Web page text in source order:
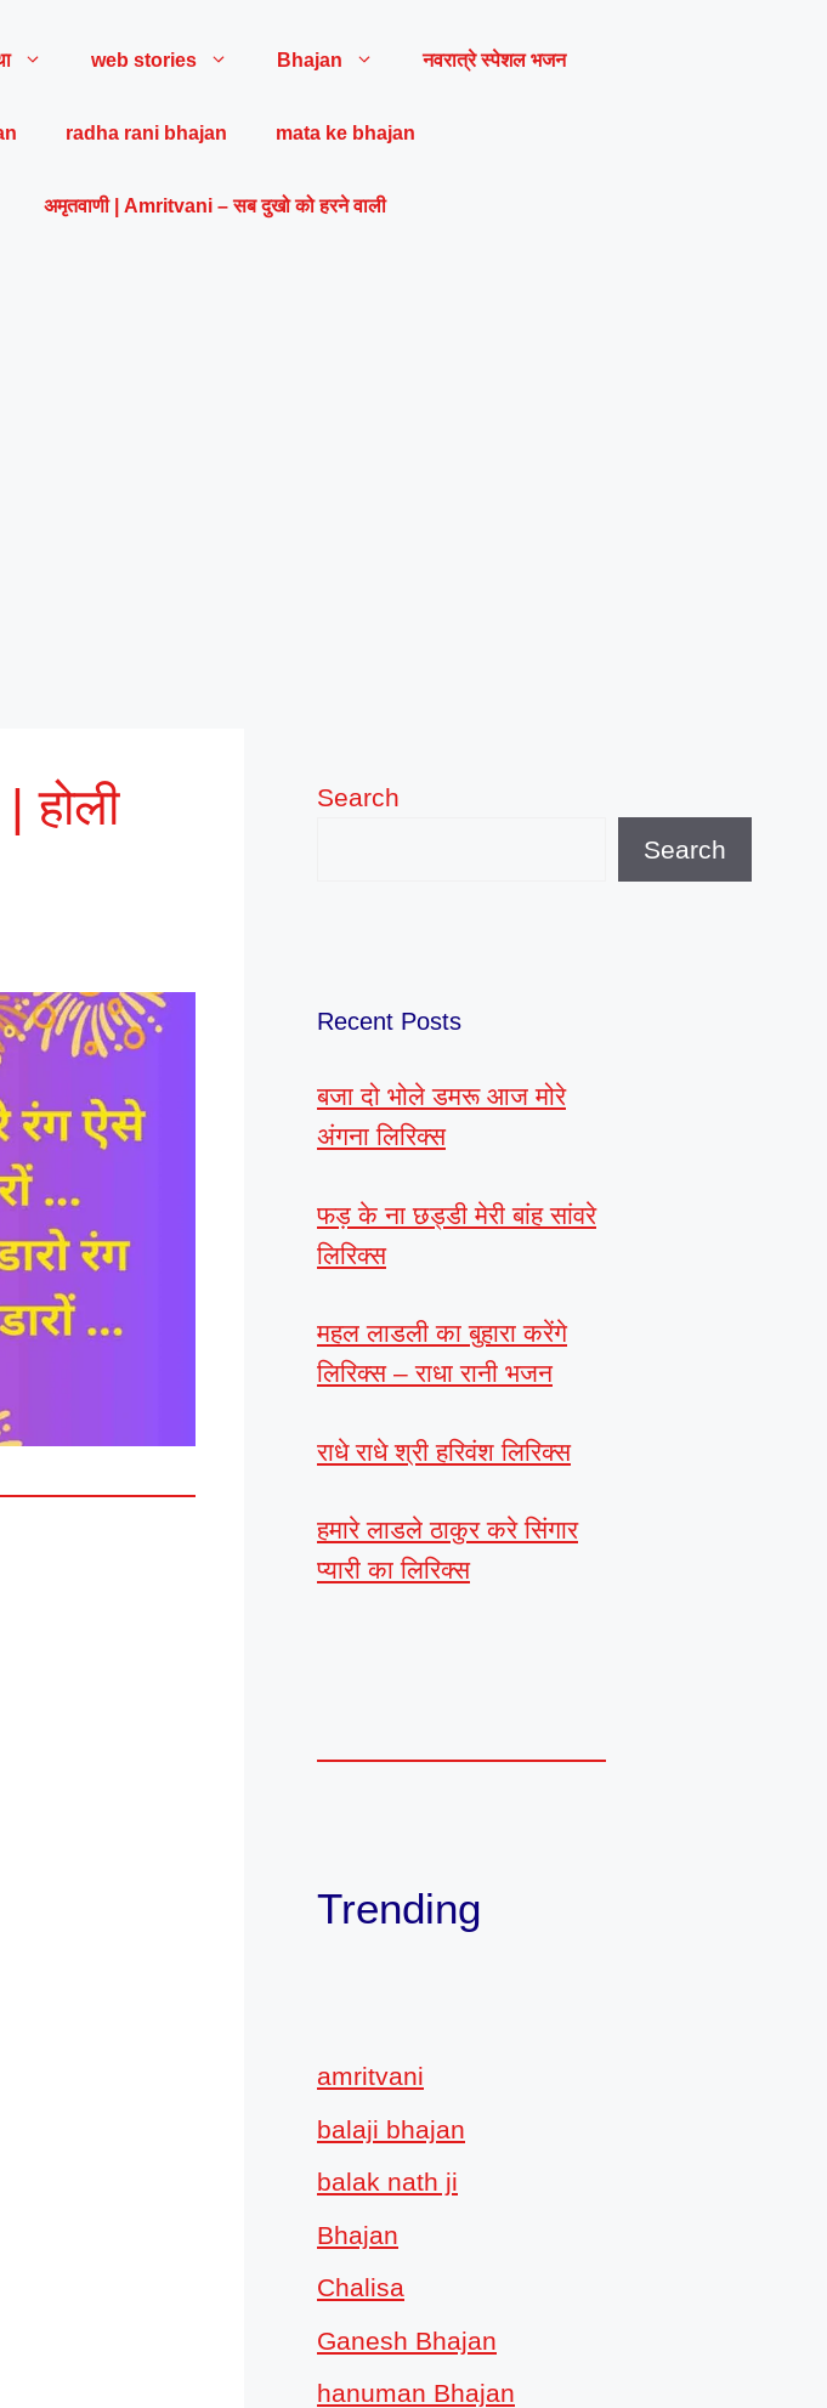
web stories Bhajan नवरात्रे स्पेशल भजन
radha rani bhajan mata ke bhajan
अमृतवाणी | Amritvani – सब दुखो को हरने वाली
होली
Search
Search
Recent Posts
बजा दो भोले डमरू आज मोरे
अंगना लिरिक्स
फड़ के ना छड्डी मेरी बांह सांवरे
लिरिक्स
महल लाडली का बुहारा करेंगे
लिरिक्स – राधा रानी भजन
राधे राधे श्री हरिवंश लिरिक्स
हमारे लाडले ठाकुर करे सिंगार
प्यारी का लिरिक्स
Trending
amritvani
balaji bhajan
balak nath ji
Bhajan
Chalisa
Ganesh Bhajan
hanuman Bhajan